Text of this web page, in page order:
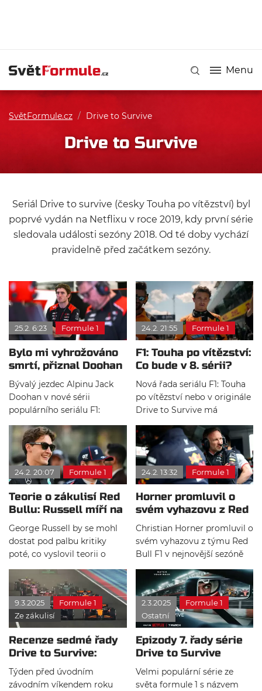
Menu
SvětFormule.cz / Drive to Survive
Drive to Survive
Seriál Drive to survive (česky Touha po vítězství) byl
poprvé vydán na Netflixu v roce 2019, kdy první série
sledovala události sezóny 2018. Od té doby vychází
pravidelně před začátkem sezóny.
25.2. 6:23 Formule 1
Bylo mi vyhrožováno
smrtí, přiznal Doohan
o svém působení v F1
Bývalý jezdec Alpinu Jack
Doohan v nové sérii
populárního seriálu F1:
Touha po vítězství odhalil, že
během svého krátkého
působení v královně
motorsportu čelil několika
nechutným výhružkám
smrtí.
24.2. 21:55 Formule 1
F1: Touha po vítězství:
Co bude v 8. sérii?
Nová řada seriálu F1: Touha
po vítězství nebo v originále
Drive to Survive má
premiéru na Netflixu 27.
února a po zveřejnění
oficiálního traileru byly nyní
odhaleny také názvy a
synopse jednotlivých epizod.
24.2. 20:07 Formule 1
Teorie o zákulisí Red
Bullu: Russell míří na
Verstappenovi
George Russell by se mohl
dostat pod palbu kritiky
poté, co vyslovil teorii o
otci Josovi a roli, kterou
podle něj sehráli při loňském
odvolání Christiana Hornera
z pozice šéfa týmu Red Bull.
24.2. 13:32 Formule 1
Horner promluvil o
svém vyhazovu z Red
Bullu
Christian Horner promluvil o
svém vyhazovu z týmu Red
Bull F1 v nejnovější sezóně
Netflixu, vydávané tento
týden. Ze ztráty pozice byl
velmi rozčarovaný, neboť
týmu dle svých slov vždy
dával jen to nejlepší.
9.3.2025
Formule 1
Ze zákulisí
Recenze sedmé řady
Drive to Survive:
Neurazí a stále
nenadchne
Týden před úvodním
závodním víkendem roku
2.3.2025
Formule 1
Ostatní
Epizody 7. řady série
Drive to Survive
Velmi populární série ze
světa formule 1 s názvem